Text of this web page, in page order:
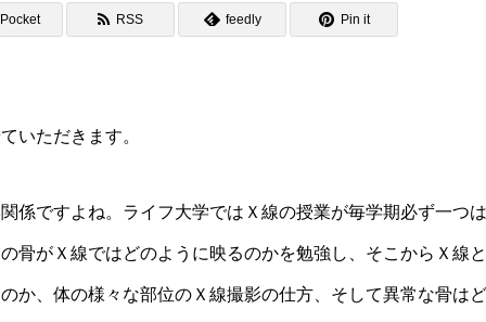
Pocket RSS feedly Pin it
いただきます。
係ですよね。ライフ大学ではＸ線の授業が毎学期必ず一つ
骨がＸ線ではどのように映るのかを勉強し、そこからＸ線
か、体の様々な部位のＸ線撮影の仕方、そして異常な骨は